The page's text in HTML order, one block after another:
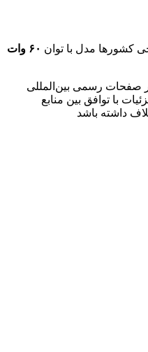
کشورها مدل با توان ۶۰ وات
صفحات رسمی بین‌المللی
با توافق بین منابع
داشته باشد